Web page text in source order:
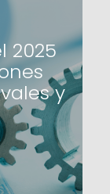
y con el
2025
y